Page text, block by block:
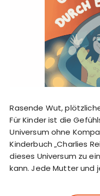
Rasende Wut,
Für Kinder ist die
Universum ohne
Kinderbuch „Charlies
dieses Universum zu
kann. Jede Mutter und